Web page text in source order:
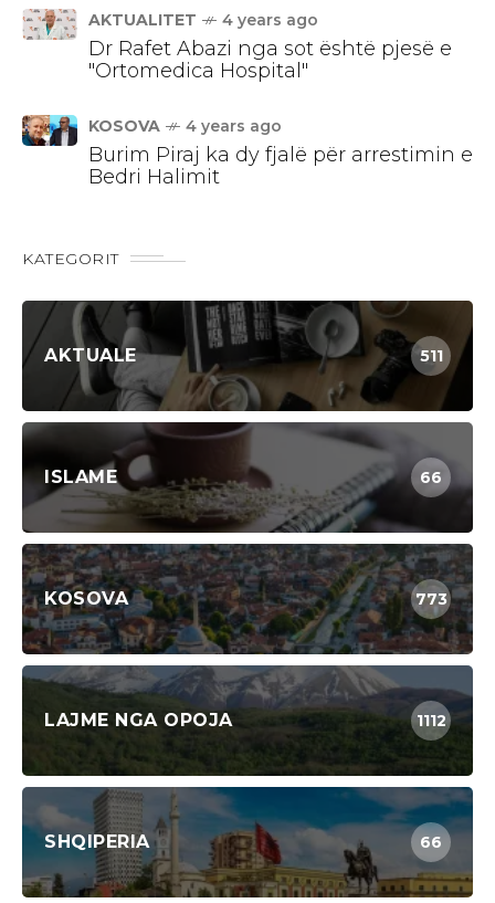
AKTUALITET 4 years ago
Dr Rafet Abazi nga sot është pjesë e
"Ortomedica Hospital"
KOSOVA 4 years ago
Burim Piraj ka dy fjalë për arrestimin e
Bedri Halimit
KATEGORIT
AKTUALE 511
ISLAME 66
KOSOVA 773
LAJME NGA OPOJA 1112
SHQIPERIA 66